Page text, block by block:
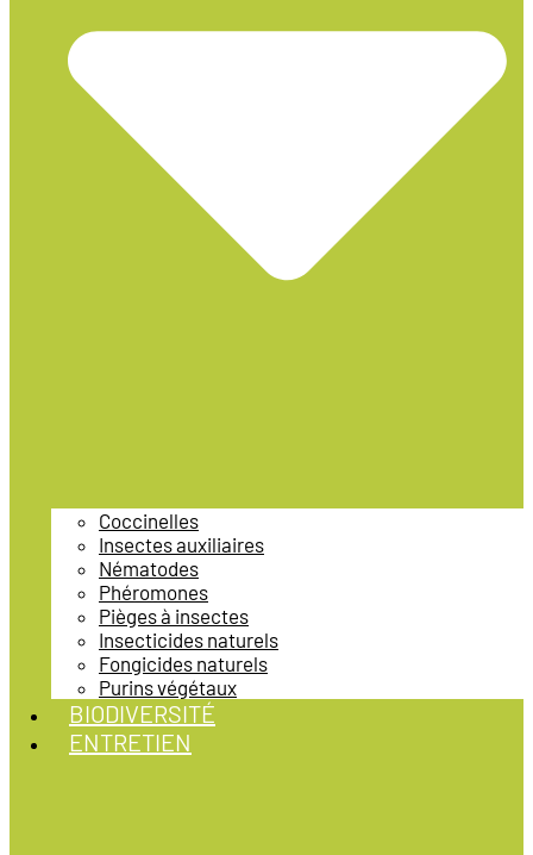
Coccinelles
Insectes auxiliaires
Nématodes
Phéromones
Pièges à insectes
Insecticides naturels
Fongicides naturels
Purins végétaux
BIODIVERSITÉ
ENTRETIEN